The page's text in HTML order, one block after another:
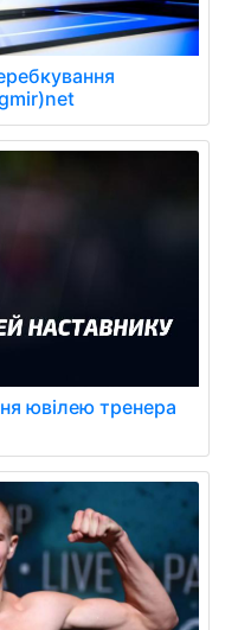
ювілею тренера